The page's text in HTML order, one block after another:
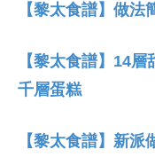
【黎太食譜】做
【黎太食譜】14
千層蛋糕
【黎太食譜】新